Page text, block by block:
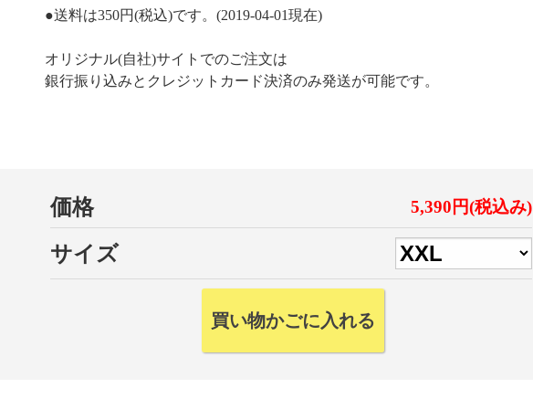
●送料は350円(税込)です。(2019-04-01現在)
オリジナル(自社)サイトでのご注文は
銀行振り込みとクレジットカード決済のみ発送が可能です。
価格 5,390円(税込み)
サイズ